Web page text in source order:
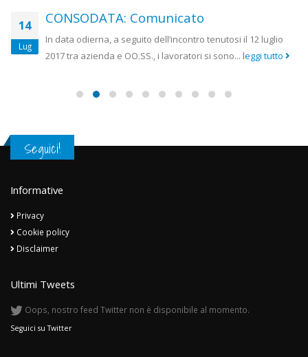
14
Lug
CONSODATA: Comunicato
In data odierna, a seguito dell’incontro tenutosi il 12 luglio
2017 tra azienda e OO.SS., i lavoratori si sono... leggi tutto
Seguici!
Cookie policy
Disclaimer
Seguici su Twitter